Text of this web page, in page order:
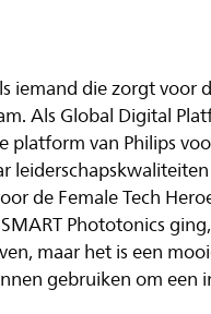
iemand die zorgt voor
Als Global Digital
van Philips
de Female Tech
Phototonics
maar het is een
gebruiken om een